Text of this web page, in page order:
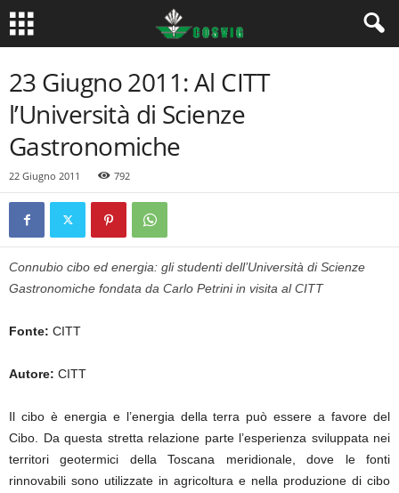
23 Giugno 2011: Al CITT
l’Università di Scienze
Gastronomiche
22 Giugno 2011 792
Connubio cibo ed energia: gli studenti dell’Università di Scienze
Gastronomiche fondata da Carlo Petrini in visita al CITT
Fonte: CITT
Autore: CITT
Il cibo è energia e l’energia della terra può essere a favore del
Cibo. Da questa stretta relazione parte l’esperienza sviluppata nei
territori geotermici della Toscana meridionale, dove le fonti
rinnovabili sono utilizzate in agricoltura e nella produzione di cibo